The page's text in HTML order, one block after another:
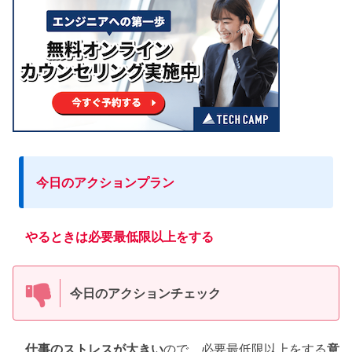
今日のアクションプラン
やるときは必要最低限以上をする
今日のアクションチェック